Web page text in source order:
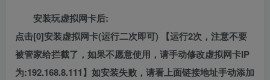
安装玩虚拟网卡后:
点击[0]安装虚拟网卡(运行二次即可) 【运行2次，注意不要
被管家给拦截了，如果不愿意使用，请手动修改虚拟网卡IP
为:192.168.8.111】如安装失败，请看上面链接地址手动添加